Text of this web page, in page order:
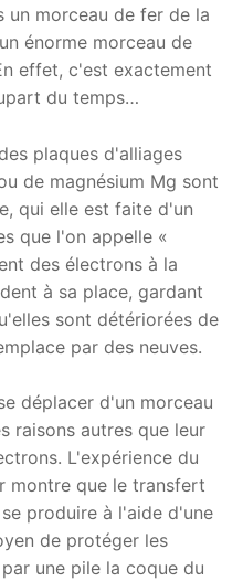
un morceau de fer de la
énorme morceau de
effet, c'est exactement
du temps…
plaques d'alliages
de magnésium Mg sont
qui elle est faite d'un
que l'on appelle «
des électrons à la
à sa place, gardant
sont détériorées de
par des neuves.
déplacer d'un morceau
raisons autres que leur
L'expérience du
montre que le transfert
produire à l'aide d'une
de protéger les
une pile la coque du